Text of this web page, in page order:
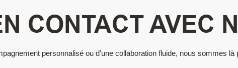
CONTACT AVEC
personnalisé ou d'une collaboration fluide, nous sommes